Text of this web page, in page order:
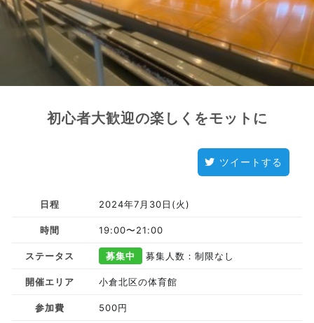
初心者大歓迎の楽しくをモットに
ツイートする
日程 2024年7月30日(火)
時間 19:00〜21:00
ステータス 募集中 募集人数：制限なし
開催エリア 小倉北区の体育館
参加費 500円